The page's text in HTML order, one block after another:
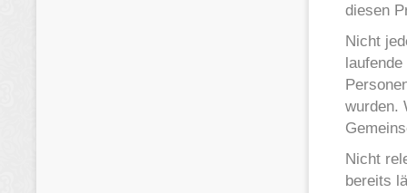
diesen
Nicht
wurden.
Nicht
bereits